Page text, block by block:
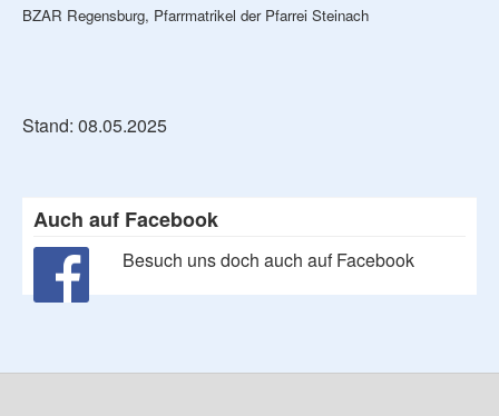
BZAR Regensburg, Pfarrmatrikel der Pfarrei Steinach
Stand: 08.05.2025
Auch auf Facebook
Besuch uns doch auch auf Facebook